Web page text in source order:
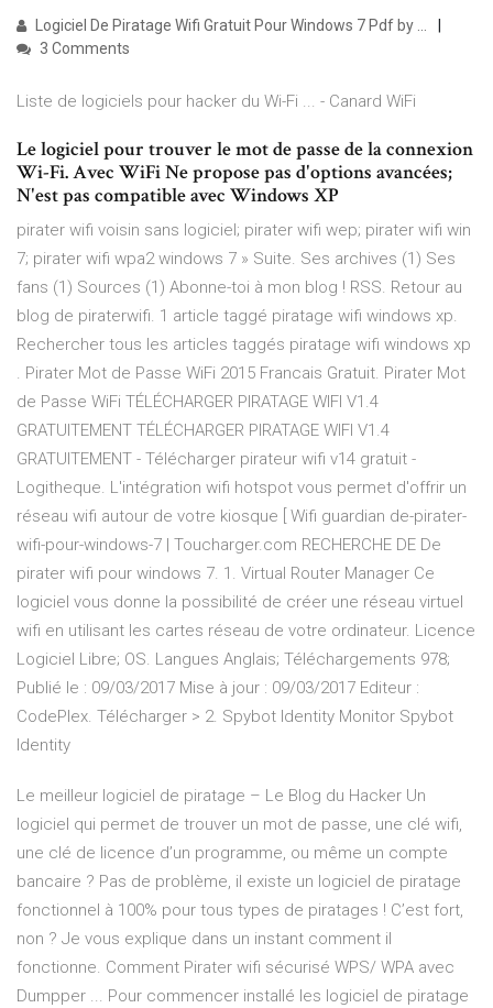
Logiciel De Piratage Wifi Gratuit Pour Windows 7 Pdf by ...
3 Comments
Liste de logiciels pour hacker du Wi-Fi ... - Canard WiFi
Le logiciel pour trouver le mot de passe de la connexion
Wi-Fi. Avec WiFi Ne propose pas d'options avancées;
N'est pas compatible avec Windows XP
pirater wifi voisin sans logiciel; pirater wifi wep; pirater wifi win
7; pirater wifi wpa2 windows 7 » Suite. Ses archives (1) Ses
fans (1) Sources (1) Abonne-toi à mon blog ! RSS. Retour au
blog de piraterwifi. 1 article taggé piratage wifi windows xp.
Rechercher tous les articles taggés piratage wifi windows xp
. Pirater Mot de Passe WiFi 2015 Francais Gratuit. Pirater Mot
de Passe WiFi TÉLÉCHARGER PIRATAGE WIFI V1.4
GRATUITEMENT TÉLÉCHARGER PIRATAGE WIFI V1.4
GRATUITEMENT - Télécharger pirateur wifi v14 gratuit -
Logitheque. L'intégration wifi hotspot vous permet d'offrir un
réseau wifi autour de votre kiosque [ Wifi guardian de-pirater-
wifi-pour-windows-7 | Toucharger.com RECHERCHE DE De
pirater wifi pour windows 7. 1. Virtual Router Manager Ce
logiciel vous donne la possibilité de créer une réseau virtuel
wifi en utilisant les cartes réseau de votre ordinateur. Licence
Logiciel Libre; OS. Langues Anglais; Téléchargements 978;
Publié le : 09/03/2017 Mise à jour : 09/03/2017 Editeur :
CodePlex. Télécharger > 2. Spybot Identity Monitor Spybot
Identity
Le meilleur logiciel de piratage – Le Blog du Hacker Un
logiciel qui permet de trouver un mot de passe, une clé wifi,
une clé de licence d’un programme, ou même un compte
bancaire ? Pas de problème, il existe un logiciel de piratage
fonctionnel à 100% pour tous types de piratages ! C’est fort,
non ? Je vous explique dans un instant comment il
fonctionne. Comment Pirater wifi sécurisé WPS/ WPA avec
Dumpper ... Pour commencer installé les logiciel de piratage